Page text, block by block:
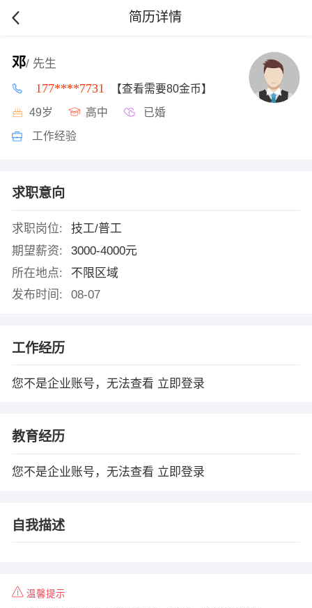
简历详情
邓/ 先生
177****7731 【查看需要80金币】
49岁 高中 已婚
工作经验
求职意向
求职岗位:
技工/普工
期望薪资:
3000-4000元
所在地点:
不限区域
发布时间:
08-07
工作经历
您不是企业账号，无法查看 立即登录
教育经历
您不是企业账号，无法查看 立即登录
自我描述
温馨提示